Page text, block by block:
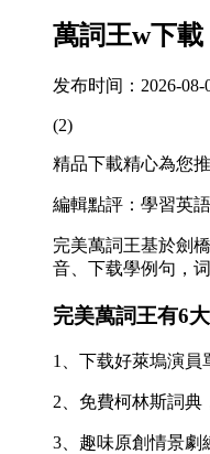
萬詞王w下載
发布时间：2026-08-
(2)
精品下載精心為您推
編輯點評：學習英
完美萬詞王基於劍
音、下载學例句，
完美萬詞王有6
1、下载好萊塢演員
2、免費柯林斯詞典
3、趣味原創情景劇